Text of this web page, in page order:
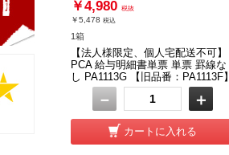
￥4,980 税抜
￥5,478 税込
1箱
【法人様限定、個人宅配送不可】
PCA 給与明細書単票 単票 罫線な
し PA1113G 【旧品番：PA1113F】
－ ＋
カートに入れる